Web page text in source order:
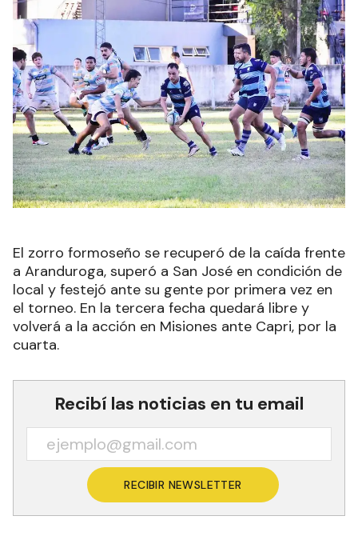
El zorro formoseño se recuperó de la caída frente
a Aranduroga, superó a San José en condición de
local y festejó ante su gente por primera vez en
el torneo. En la tercera fecha quedará libre y
volverá a la acción en Misiones ante Capri, por la
cuarta.
Recibí las noticias en tu email
RECIBIR NEWSLETTER